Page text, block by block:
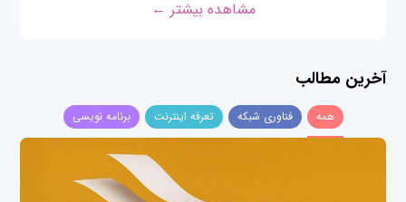
مشاهده بیشتر ←
آخرین مطالب
همه فناوری شبکه تعرفه اینترنت برنامه نویسی